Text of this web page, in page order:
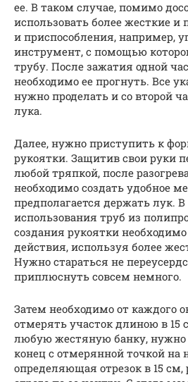
ее. В таком случае, помимо
использовать более жесткие
и приспособления, например,
инструмент, с помощью
трубу. После зажатия одной
необходимо ее прогнуть. Все
нужно проделать и со второй
лука.
Далее, нужно приступить к
рукоятки. Защитив свои руки
любой тряпкой, после
необходимо создать удобное
предполагается держать лук. В
использования труб из
создания рукоятки
действия, используя более
Нужно стараться не
приплюснуть совсем немного.
Затем необходимо от каждого
отмерять участок длиною в 15
любую жестяную банку,
конец с отмерянной точкой на
определяющая отрезок в 15 см,